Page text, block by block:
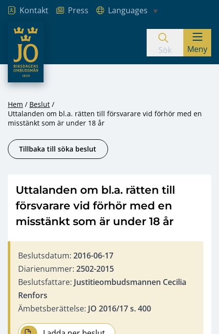
Hoppa till innehåll
Kontakt Press
Languages
JO – Riksdagens Ombudsmän
Sök Meny
Hem
Beslut
Uttalanden om bl.a. rätten till försvarare vid förhör med en
misstänkt som är under 18 år
Tillbaka till söka beslut
Uttalanden om bl.a. rätten till
försvarare vid förhör med en
misstänkt som är under 18 år
Beslutsdatum: 2016-06-17
Diarienummer: 2502-2015
Beslutsfattare: Justitieombudsmannen Cecilia
Renfors
Ämbetsberättelse: JO 2016/17 s. 400